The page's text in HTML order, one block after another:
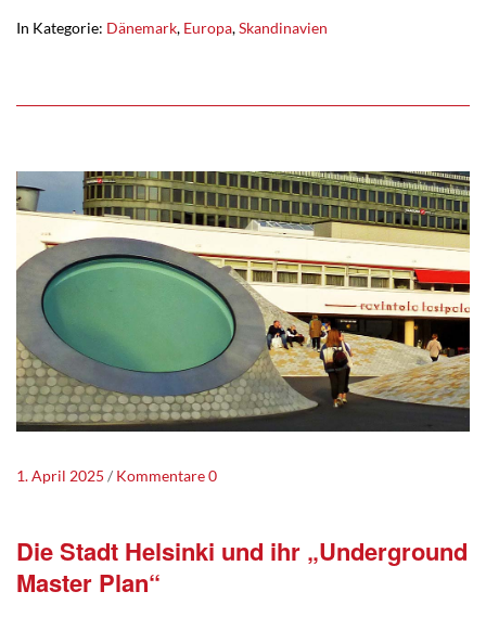
In Kategorie: Dänemark, Europa,Skandinavien
1. April 2025 Kommentare 0
Die Stadt Helsinki und ihr „Underground
Master Plan“